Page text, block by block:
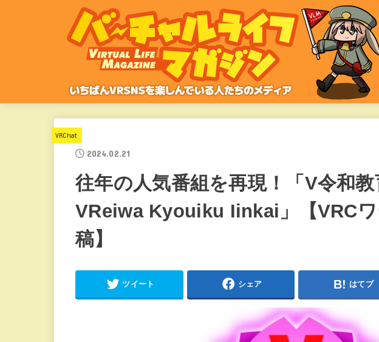
VRChat
2024.02.21
往年の人気番組を再現！「V令和
VReiwa Kyouiku Iinkai」【VRC
稿】
ツイート シェア はてブ